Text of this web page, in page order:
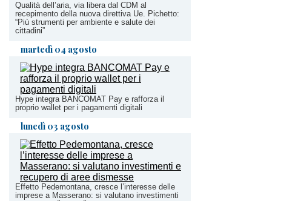
Qualità dell’aria, via libera dal CDM al
recepimento della nuova direttiva Ue. Pichetto:
“Più strumenti per ambiente e salute dei
cittadini”
martedì 04 agosto
Hype integra BANCOMAT Pay e rafforza il
proprio wallet per i pagamenti digitali
lunedì 03 agosto
Effetto Pedemontana, cresce l’interesse delle
imprese a Masserano: si valutano investimenti